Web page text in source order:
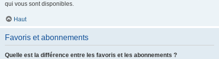
qui vous sont disponibles.
Haut
Favoris et abonnements
Quelle est la différence entre les favoris et les abonnements ?